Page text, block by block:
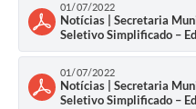
01/07/2022
Notícias | Secretaria
Seletivo Simplificado –
01/07/2022
Notícias | Secretaria
Seletivo Simplificado –